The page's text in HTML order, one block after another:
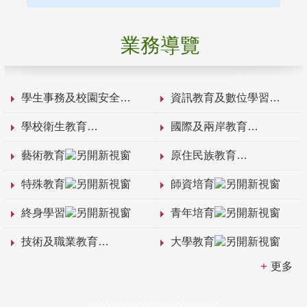
業務導覽
學生事務及校園安全 資訊教育及數位學習
學校衛生教育 國際及兩岸教育
藝術教育 原住民族教育
特殊教育 師資培育
終身學習 青年培育
技術及職業教育 大學教育
更多